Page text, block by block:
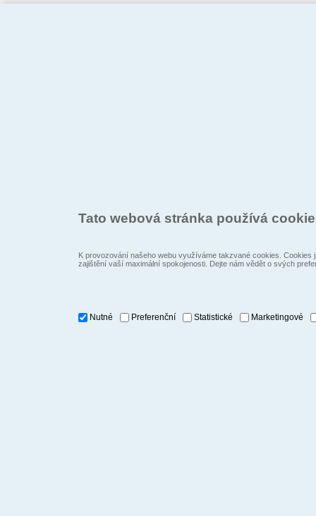
Tato webová stránka používá
K provozování našeho webu využíváme takzvané cookies.
zajištění vaší maximální spokojenosti. Dejte nám vědět o svých
Nutné Preferenční Statistické Marketingové